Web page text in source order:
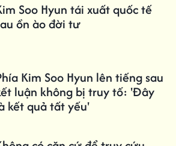
Soo Hyun tái xuất quốc tế
ồn ào đời tư
Kim Soo Hyun lên tiếng sau
luận không bị truy tố: 'Đây
kết quả tất yếu'